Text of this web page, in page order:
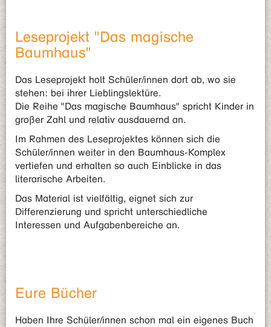
Leseprojekt "Das magische
Baumhaus"
Das Leseprojekt holt Schüler/innen dort ab, wo sie
stehen: bei ihrer Lieblingslektüre.
Die Reihe "Das magische Baumhaus" spricht Kinder in
großer Zahl und relativ ausdauernd an.
Im Rahmen des Leseprojektes können sich die
Schüler/innen weiter in den Baumhaus-Komplex
vertiefen und erhalten so auch Einblicke in das
literarische Arbeiten.
Das Material ist vielfältig, eignet sich zur
Differenzierung und spricht unterschiedliche
Interessen und Aufgabenbereiche an.
Eure Bücher
Haben Ihre Schüler/innen schon mal ein eigenes Buch